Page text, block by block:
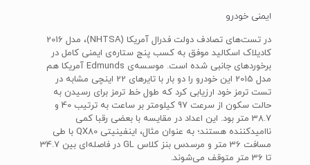
ایمنی خودرو
در تست‌های تصادف دولت فدرال آمریکا (NHTSA)، مدل 2016
کادیلاک اسکالید موفق به کسب پنج ستاره‌ی ایمنی کامل در
برخوردهای جانبی شده است. موسسه‌ی Edmunds آمریکا هم
مدل 2015 این خودرو را دو بار با تایرهای 22 اینچی مشابه در
تست ترمز خود ارزیابی کرد که طول خط ترمز برای رسیدن به
حالت سکون از سرعت 97 کیلومتر بر ساعت به ترتیب 40 و
38.7 متر بود. این اعداد در مقایسه با بعضی رقبا کمی
ناامیدکننده هستند؛ به عنوان مثال، اینفینیتی QX80 با طی
مسافت 36 متر و مرسدس بنز کلاس GL در فاصله‌ای بین 34.7
تا 36 متر متوقف می‌شوند.